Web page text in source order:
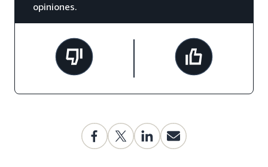
opiniones.